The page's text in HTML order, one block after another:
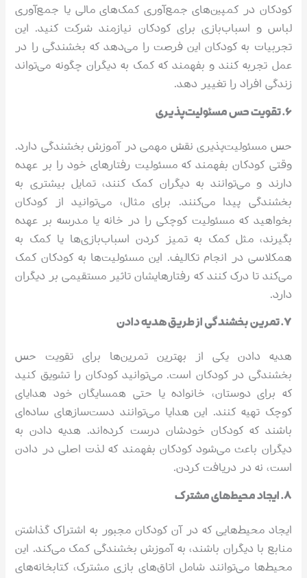
کودکان در کمپین‌های جمع‌آوری کمک‌های مالی یا جمع‌آوری
لباس و اسباب‌بازی برای کودکان نیازمند شرکت کنید. این
تجربیات به کودکان این فرصت را می‌دهد که بخشندگی را در
عمل تجربه کنند و بفهمند که کمک به دیگران چگونه می‌تواند
زندگی افراد را تغییر دهد.
۶. تقویت حس مسئولیت‌پذیری
حس مسئولیت‌پذیری نقش مهمی در آموزش بخشندگی دارد.
وقتی کودکان بفهمند که مسئولیت رفتارهای خود را بر عهده
دارند و می‌توانند به دیگران کمک کنند، تمایل بیشتری به
بخشندگی پیدا می‌کنند. برای مثال، می‌توانید از کودکان
بخواهید که مسئولیت کوچکی را در خانه یا مدرسه بر عهده
بگیرند، مثل کمک به تمیز کردن اسباب‌بازی‌ها یا کمک به
همکلاسی در انجام تکالیف. این مسئولیت‌ها به کودکان کمک
می‌کند تا درک کنند که رفتارهایشان تاثیر مستقیمی بر دیگران
دارد.
۷. تمرین بخشندگی از طریق هدیه دادن
هدیه دادن یکی از بهترین تمرین‌ها برای تقویت حس
بخشندگی در کودکان است. می‌توانید کودکان را تشویق کنید
که برای دوستان، خانواده یا حتی همسایگان خود هدایای
کوچک تهیه کنند. این هدایا می‌توانند دست‌سازهای ساده‌ای
باشند که کودکان خودشان درست کرده‌اند. هدیه دادن به
دیگران باعث می‌شود کودکان بفهمند که لذت اصلی در دادن
است، نه در دریافت کردن.
۸. ایجاد محیط‌های مشترک
ایجاد محیط‌هایی که در آن کودکان مجبور به اشتراک گذاشتن
منابع با دیگران باشند، به آموزش بخشندگی کمک می‌کند. این
محیط‌ها می‌توانند شامل اتاق‌های بازی مشترک، کتابخانه‌های